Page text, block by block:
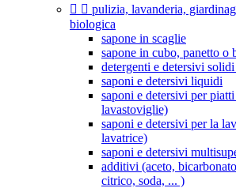
  pulizia, lavanderia,
biologica
sapone in scaglie
sapone in cubo, panetto o
detergenti e detersivi
saponi e detersivi liquidi
saponi e detersivi per
lavastoviglie)
saponi e detersivi per la
lavatrice)
saponi e detersivi
additivi (aceto,
citrico, soda, ... )